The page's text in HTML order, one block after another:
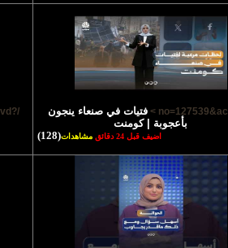
فتيات في صنعاء ينجون
بأعجوبة | كومنت
اضيف قبل 24 دقائق مشاهدات(128)
/?no=127538&ac=vd >